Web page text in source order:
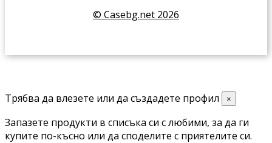
© Casebg.net 2026
Трябва да влезете или да създадете профил ×
Запазете продукти в списъка си с любими, за да ги
купите по-късно или да споделите с приятелите си.